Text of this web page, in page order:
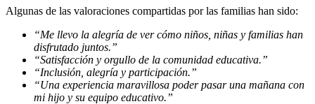
Algunas de las valoraciones compartidas por las familias han sido:
“Me llevo la alegría de ver cómo niños, niñas y familias han
disfrutado juntos.”
“Satisfacción y orgullo de la comunidad educativa.”
“Inclusión, alegría y participación.”
“Una experiencia maravillosa poder pasar una mañana con
mi hijo y su equipo educativo.”